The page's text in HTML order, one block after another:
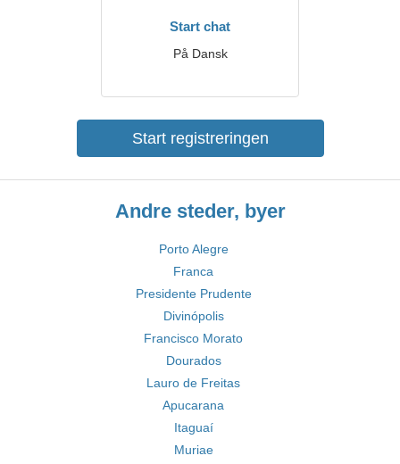
Start chat
På Dansk
Start registreringen
Andre steder, byer
Porto Alegre
Franca
Presidente Prudente
Divinópolis
Francisco Morato
Dourados
Lauro de Freitas
Apucarana
Itaguaí
Muriae